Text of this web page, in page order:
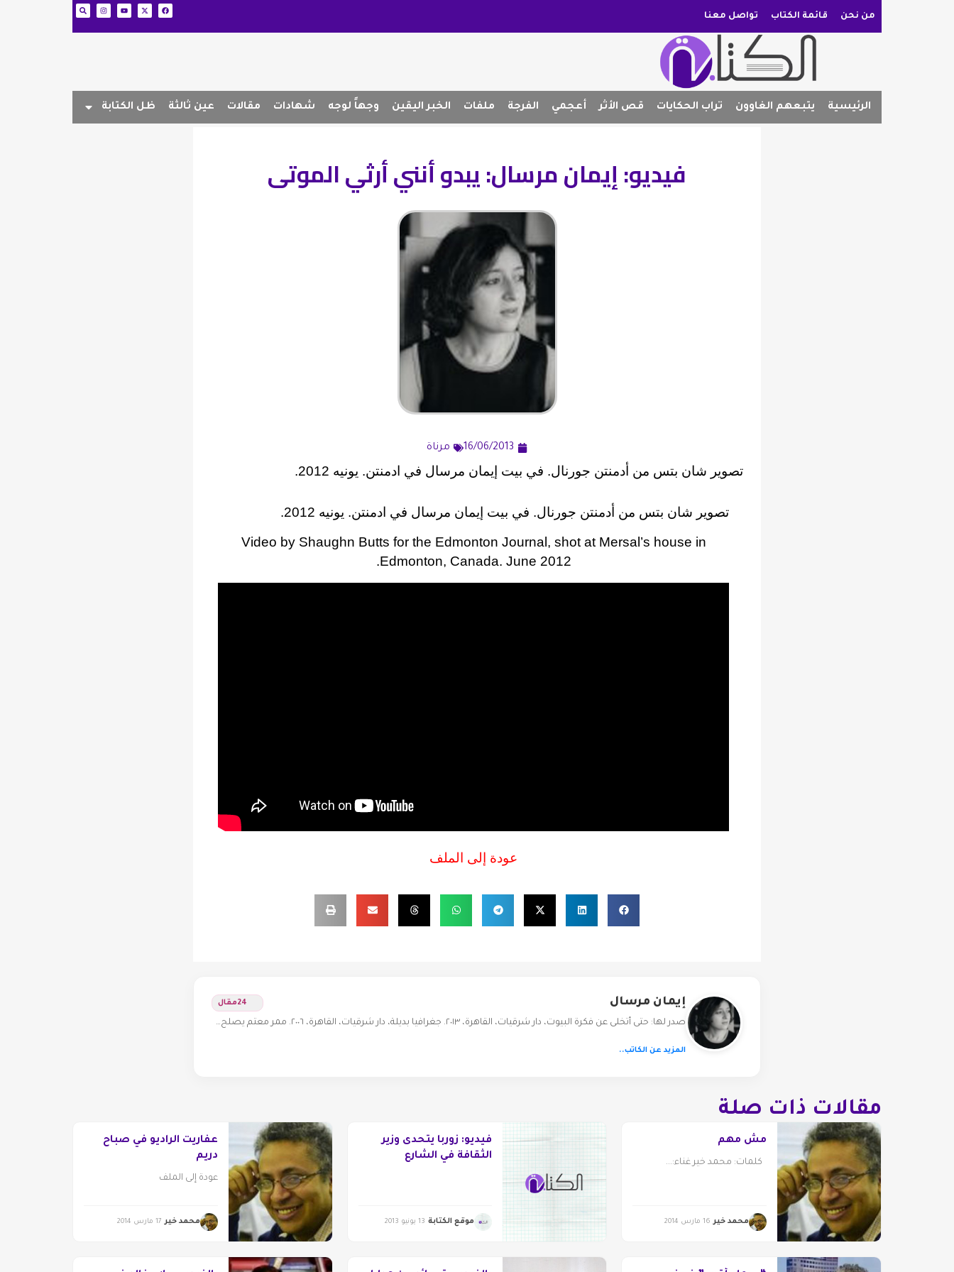
من نحن قائمة الكتاب تواصل معنا
الرئيسية يتبعهم الغاوون تراب الحكايات قص الأثر أعجمي الفرجة ملفات الخبر اليقين وجهاً لوجه شهادات مقالات عين ثالثة ظل الكتابة
فيديو: إيمان مرسال: يبدو أنني أرثي الموتى
16/06/2013 مرناة
تصوير شان بتس من أدمنتن جورنال. في بيت إيمان مرسال في ادمنتن. يونيه 2012.
تصوير شان بتس من أدمنتن جورنال. في بيت إيمان مرسال في ادمنتن. يونيه 2012.
Video by Shaughn Butts for the Edmonton Journal, shot at Mersal’s house in
Edmonton, Canada. June 2012.
عودة إلى الملف
إيمان مرسال 24مقال
صدر لها: حتى أتخلى عن فكرة البيوت، دار شرقيات، القاهرة، ٢٠١٣. جغرافيا بديلة، دار شرقيات، القاهرة، ٢٠٠٦. ممر معتم يصلح…
المزيد عن الكاتب..
مقالات ذات صلة
مش مهم
كلمات: محمد خير غناء:...
محمد خير 16 مارس 2014
فيديو: زوربا يتحدى وزير
الثقافة في الشارع
موقع الكتابة 13 يونيو 2013
عفاريت الراديو في صباح
دريم
عودة إلى الملف
محمد خير 17 مارس 2014